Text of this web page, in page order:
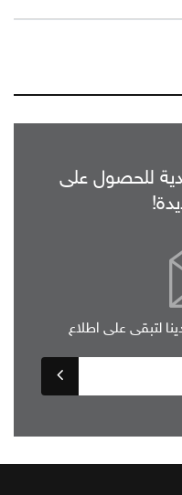
للحصول على
لتبقى على اطلاع